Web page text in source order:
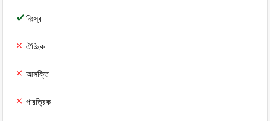
নিঃস্ব
ঐচ্ছিক
আসক্তি
পারত্রিক